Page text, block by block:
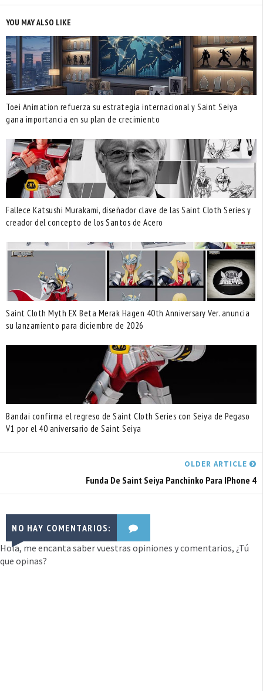
YOU MAY ALSO LIKE
Toei Animation refuerza su estrategia internacional y Saint Seiya
gana importancia en su plan de crecimiento
Fallece Katsushi Murakami, diseñador clave de las Saint Cloth Series y
creador del concepto de los Santos de Acero
Saint Cloth Myth EX Beta Merak Hagen 40th Anniversary Ver. anuncia
su lanzamiento para diciembre de 2026
Bandai confirma el regreso de Saint Cloth Series con Seiya de Pegaso
V1 por el 40 aniversario de Saint Seiya
OLDER ARTICLE
Funda De Saint Seiya Panchinko Para IPhone 4
NO HAY COMENTARIOS:
Hola, me encanta saber vuestras opiniones y comentarios, ¿Tú
que opinas?